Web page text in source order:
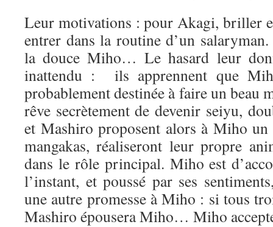
Leur motivations : pour Akagi, briller
entrer dans la routine d’un
la douce Miho… Le hasard leur
inattendu : ils apprennent que
probablement destinée à faire un beau
rêve secrètement de devenir seiyu,
et Mashiro proposent alors à Miho
mangakas, réaliseront leur propre
dans le rôle principal. Miho est
l’instant, et poussé par ses
une autre promesse à Miho : si tous
Mashiro épousera Miho… Miho